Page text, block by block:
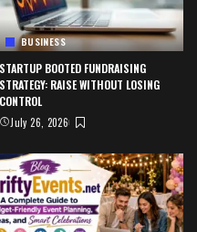
BUSINESS
STARTUP BOOTED FUNDRAISING
STRATEGY: RAISE WITHOUT LOSING
CONTROL
July 26, 2026